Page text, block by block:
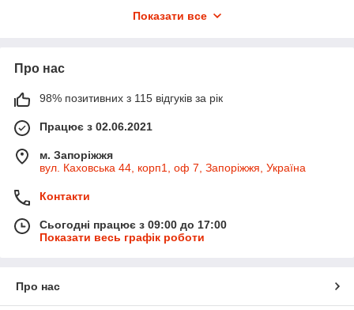
підвищують рівень нейротрансмітерів у мозку, що покращує
Одним із найбільш досліджених ефектів їжовика є
покращення когнітивних функцій. Регулярне вживання або
використання екстрактів гриба допомагає:
покращити пам’ять та здатність запам’ятовувати
підвищити концентрацію та увагу;
Ці властивості роблять їжовик гребінчастий цінним продуктом
Показати все
Про нас
98% позитивних з 115 відгуків за рік
Працює з 02.06.2021
м. Запоріжжя
вул. Каховська 44, корп1, оф 7, Запоріжжя, Україна
Контакти
Сьогодні працює з 09:00 до 17:00
Показати весь графік роботи
Про нас